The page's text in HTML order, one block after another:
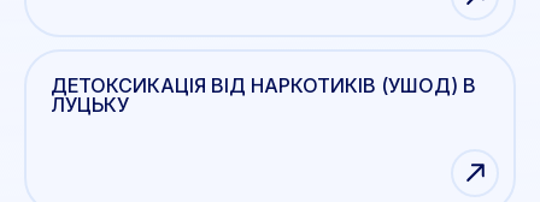
ДЕТОКСИКАЦІЯ ВІД НАРКОТИКІВ (УШОД) В
ЛУЦЬКУ